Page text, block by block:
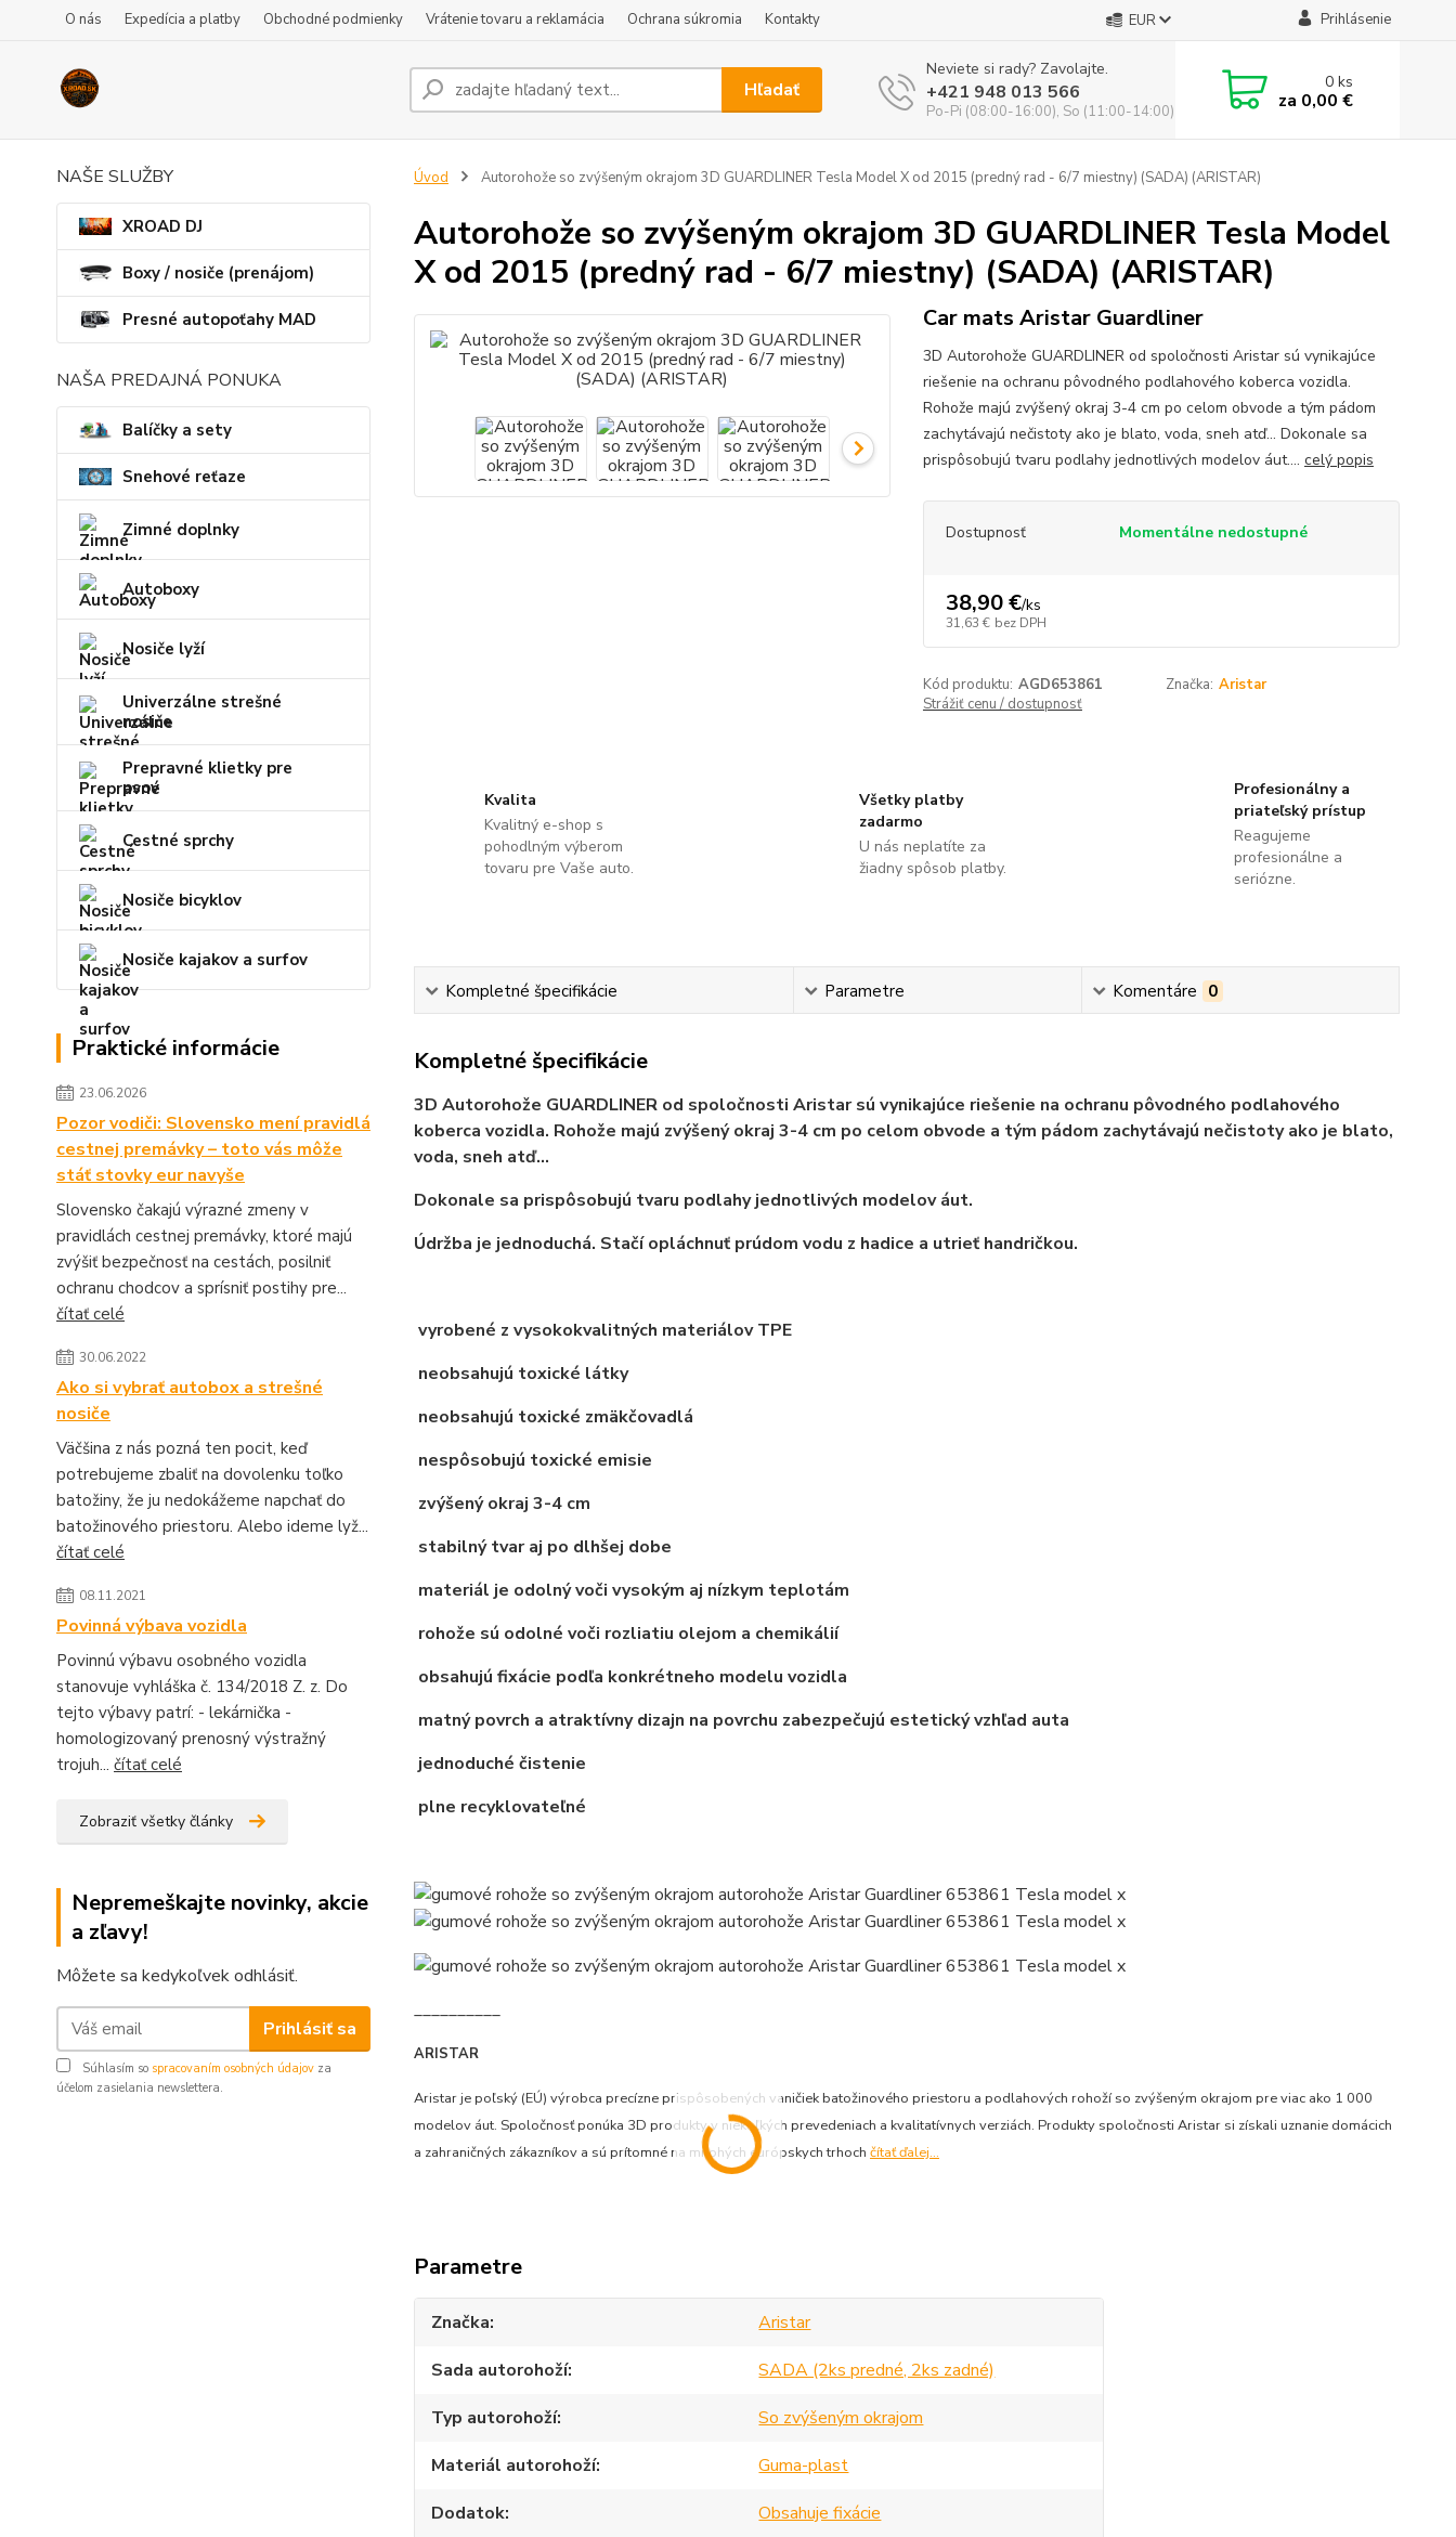
O nás Expedícia a platby Obchodné podmienky Vrátenie tovaru a reklamácia Ochrana súkromia Kontakty EUR Prihlásenie
Hľadať
Neviete si rady? Zavolajte.
+421 948 013 566
Po-Pi (08:00-16:00), So (11:00-14:00)
0ks
za 0,00 €
NAŠE SLUŽBY
XROAD DJ
Boxy / nosiče (prenájom)
Presné autopoťahy MAD
NAŠA PREDAJNÁ PONUKA
Balíčky a sety
Snehové reťaze
Zimné doplnky
Autoboxy
Nosiče lyží
Univerzálne strešné
nosiče
Prepravné klietky pre
psov
Cestné sprchy
Nosiče bicyklov
Nosiče kajakov a surfov
Praktické informácie
23.06.2026
Pozor vodiči: Slovensko mení pravidlá
cestnej premávky – toto vás môže
stáť stovky eur navyše
Slovensko čakajú výrazné zmeny v
pravidlách cestnej premávky, ktoré majú
zvýšiť bezpečnosť na cestách, posilniť
ochranu chodcov a sprísniť postihy pre...
čítať celé
30.06.2022
Ako si vybrať autobox a strešné
nosiče
Väčšina z nás pozná ten pocit, keď
potrebujeme zbaliť na dovolenku toľko
batožiny, že ju nedokážeme napchať do
batožinového priestoru. Alebo ideme lyž...
čítať celé
08.11.2021
Povinná výbava vozidla
Povinnú výbavu osobného vozidla
stanovuje vyhláška č. 134/2018 Z. z. Do
tejto výbavy patrí: - lekárnička -
homologizovaný prenosný výstražný
trojuh... čítať celé
Zobraziť všetky články
Nepremeškajte novinky, akcie
a zľavy!
Môžete sa kedykoľvek odhlásiť.
Prihlásiť sa
Súhlasím so spracovaním osobných údajov za
účelom zasielania newslettera.
Úvod Autorohože so zvýšeným okrajom 3D GUARDLINER Tesla Model X od 2015 (predný rad - 6/7 miestny) (SADA) (ARISTAR)
Autorohože so zvýšeným okrajom 3D GUARDLINER Tesla Model
X od 2015 (predný rad - 6/7 miestny) (SADA) (ARISTAR)
Car mats Aristar Guardliner
3D Autorohože GUARDLINER od spoločnosti Aristar sú vynikajúce
riešenie na ochranu pôvodného podlahového koberca vozidla.
Rohože majú zvýšený okraj 3-4 cm po celom obvode a tým pádom
zachytávajú nečistoty ako je blato, voda, sneh atď... Dokonale sa
prispôsobujú tvaru podlahy jednotlivých modelov áut.... celý popis
Dostupnosť Momentálne nedostupné
38,90 €/ks
31,63 € bez DPH
Kód produktu: AGD653861 Značka: Aristar
Strážiť cenu / dostupnosť
Kvalita
Kvalitný e-shop s
pohodlným výberom
tovaru pre Vaše auto.
Všetky platby
zadarmo
U nás neplatíte za
žiadny spôsob platby.
Profesionálny a
priateľský prístup
Reagujeme
profesionálne a
seriózne.
Kompletné špecifikácie Parametre Komentáre 0
Kompletné špecifikácie
3D Autorohože GUARDLINER od spoločnosti Aristar sú vynikajúce riešenie na ochranu pôvodného podlahového
koberca vozidla. Rohože majú zvýšený okraj 3-4 cm po celom obvode a tým pádom zachytávajú nečistoty ako je blato,
voda, sneh atď...
Dokonale sa prispôsobujú tvaru podlahy jednotlivých modelov áut.
Údržba je jednoduchá. Stačí opláchnuť prúdom vodu z hadice a utrieť handričkou.
vyrobené z vysokokvalitných materiálov TPE
neobsahujú toxické látky
neobsahujú toxické zmäkčovadlá
nespôsobujú toxické emisie
zvýšený okraj 3-4 cm
stabilný tvar aj po dlhšej dobe
materiál je odolný voči vysokým aj nízkym teplotám
rohože sú odolné voči rozliatiu olejom a chemikálií
obsahujú fixácie podľa konkrétneho modelu vozidla
matný povrch a atraktívny dizajn na povrchu zabezpečujú estetický vzhľad auta
jednoduché čistenie
plne recyklovateľné
__________
ARISTAR
Aristar je poľský (EÚ) výrobca precízne prispôsobených vaničiek batožinového priestoru a podlahových rohoží so zvýšeným okrajom pre viac ako 1 000
modelov áut. Spoločnosť ponúka 3D produkty v niekoľkých prevedeniach a kvalitatívnych verziách. Produkty spoločnosti Aristar si získali uznanie domácich
a zahraničných zákazníkov a sú prítomné na mnohých európskych trhoch čítať ďalej...
Parametre
Značka
Aristar
Sada autorohoží
SADA (2ks predné, 2ks zadné)
Typ autorohoží
So zvýšeným okrajom
Materiál autorohoží
Guma-plast
Dodatok
Obsahuje fixácie